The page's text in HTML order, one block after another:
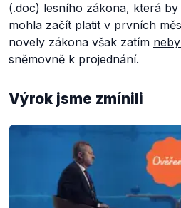
(.doc) lesního zákona, která
mohla začít platit v prvních
novely zákona však zatím
sněmovně k projednání.
Výrok jsme zmínili